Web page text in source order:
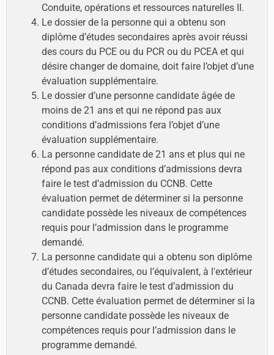
Conduite, opérations et ressources naturelles II.
Le dossier de la personne qui a obtenu son
diplôme d’études secondaires après avoir réussi
des cours du PCE ou du PCR ou du PCEA et qui
désire changer de domaine, doit faire l’objet d’une
évaluation supplémentaire.
Le dossier d’une personne candidate âgée de
moins de 21 ans et qui ne répond pas aux
conditions d’admissions fera l’objet d’une
évaluation supplémentaire.
La personne candidate de 21 ans et plus qui ne
répond pas aux conditions d’admissions devra
faire le test d’admission du CCNB. Cette
évaluation permet de déterminer si la personne
candidate possède les niveaux de compétences
requis pour l’admission dans le programme
demandé.
La personne candidate qui a obtenu son diplôme
d’études secondaires, ou l’équivalent, à l'extérieur
du Canada devra faire le test d’admission du
CCNB. Cette évaluation permet de déterminer si la
personne candidate possède les niveaux de
compétences requis pour l’admission dans le
programme demandé.